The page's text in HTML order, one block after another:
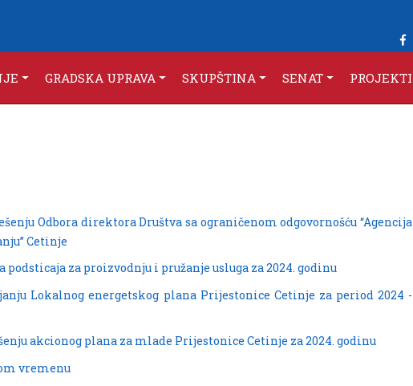
GRADSKA UPRAVA SKUPŠTINA SENAT PROJEKTI
Odbora direktora Društva sa ograničenom odgovornošću “Agencija
Cetinje
podsticaja za proizvodnju i pružanje usluga za 2024. godinu
Lokalnog energetskog plana Prijestonice Cetinje za period 2024 -
akcionog plana za mlade Prijestonice Cetinje za 2024. godinu
vremenu